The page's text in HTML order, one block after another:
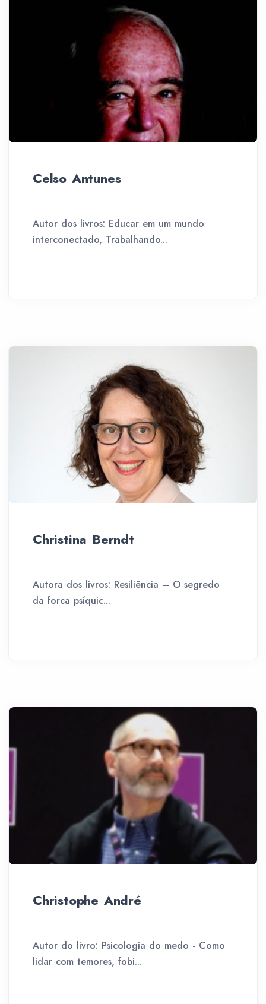
Celso Antunes
Autor dos livros: Educar em um mundo
interconectado, Trabalhando...
Christina Berndt
Autora dos livros: Resiliência – O segredo
da forca psíquic...
Christophe André
Autor do livro: Psicologia do medo - Como
lidar com temores, fobi...